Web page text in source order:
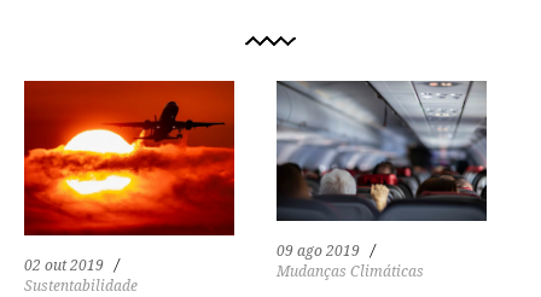
02 out 2019
Sustentabilidade
09 ago 2019
Mudanças Climáticas